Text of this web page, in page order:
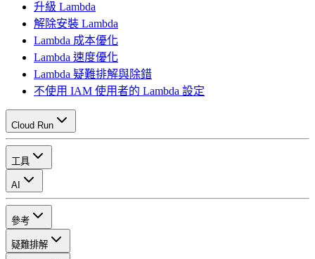
升級 Lambda
解除安裝 Lambda
Lambda 成本優化
Lambda 速度優化
Lambda 疑難排解與除錯
不使用 IAM 使用者的 Lambda 設定
Cloud Run
工具
AI
參考
疑難排解